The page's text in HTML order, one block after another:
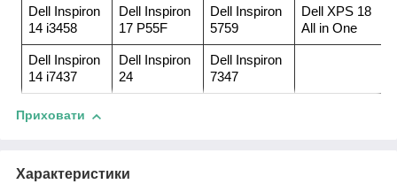
Dell Inspiron
14 i3458
Dell Inspiron
17 P55F
Dell Inspiron
5759
Dell XPS 18
All in One
Dell Inspiron
14 i7437
Dell Inspiron
24
Dell Inspiron
7347
Приховати
Характеристики